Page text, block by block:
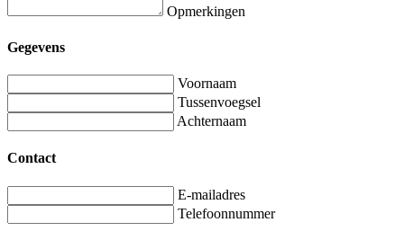
Opmerkingen
Gegevens
Voornaam
Tussenvoegsel
Achternaam
Contact
E-mailadres
Telefoonnummer